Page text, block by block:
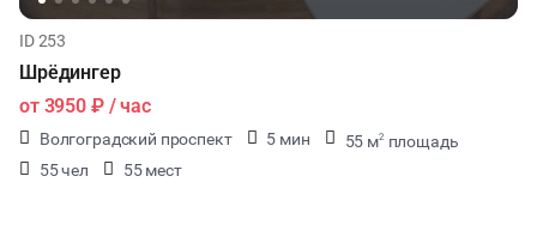
ID 253
Шрёдингер
от 3950 ₽/ час
Волгоградский проспект 5 мин 55 м2 площадь
55 чел
55 мест